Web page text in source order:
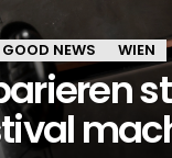
GOOD NEWS WIEN